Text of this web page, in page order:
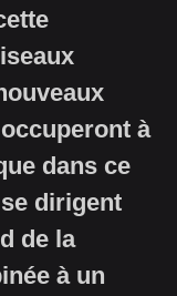
à
dans ce
dirigent
de la
à un